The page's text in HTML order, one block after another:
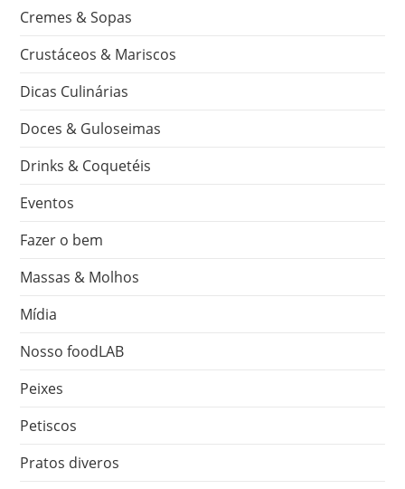
Cremes & Sopas
Crustáceos & Mariscos
Dicas Culinárias
Doces & Guloseimas
Drinks & Coquetéis
Eventos
Fazer o bem
Massas & Molhos
Mídia
Nosso foodLAB
Peixes
Petiscos
Pratos diveros